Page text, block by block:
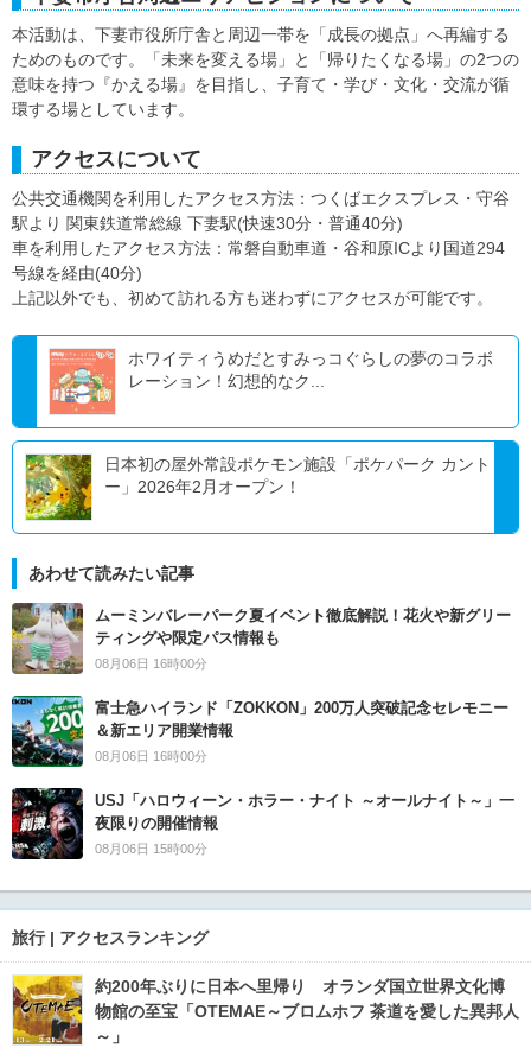
本活動は、下妻市役所庁舎と周辺一帯を「成長の拠点」へ再編する
ためのものです。「未来を変える場」と「帰りたくなる場」の2つの
意味を持つ『かえる場』を目指し、子育て・学び・文化・交流が循
環する場としています。
アクセスについて
公共交通機関を利用したアクセス方法：つくばエクスプレス・守谷
駅より 関東鉄道常総線 下妻駅(快速30分・普通40分)
車を利用したアクセス方法：常磐自動車道・谷和原ICより国道294
号線を経由(40分)
上記以外でも、初めて訪れる方も迷わずにアクセスが可能です。
ホワイティうめだとすみっコぐらしの夢のコラボ
レーション！幻想的なク...
日本初の屋外常設ポケモン施設「ポケパーク カント
ー」2026年2月オープン！
あわせて読みたい記事
ムーミンバレーパーク夏イベント徹底解説！花火や新グリー
ティングや限定パス情報も
08月06日 16時00分
富士急ハイランド「ZOKKON」200万人突破記念セレモニー
＆新エリア開業情報
08月06日 16時00分
USJ「ハロウィーン・ホラー・ナイト ～オールナイト～」一
夜限りの開催情報
08月06日 15時00分
旅行 | アクセスランキング
約200年ぶりに日本へ里帰り オランダ国立世界文化博
物館の至宝「OTEMAE～ブロムホフ 茶道を愛した異邦人
～」